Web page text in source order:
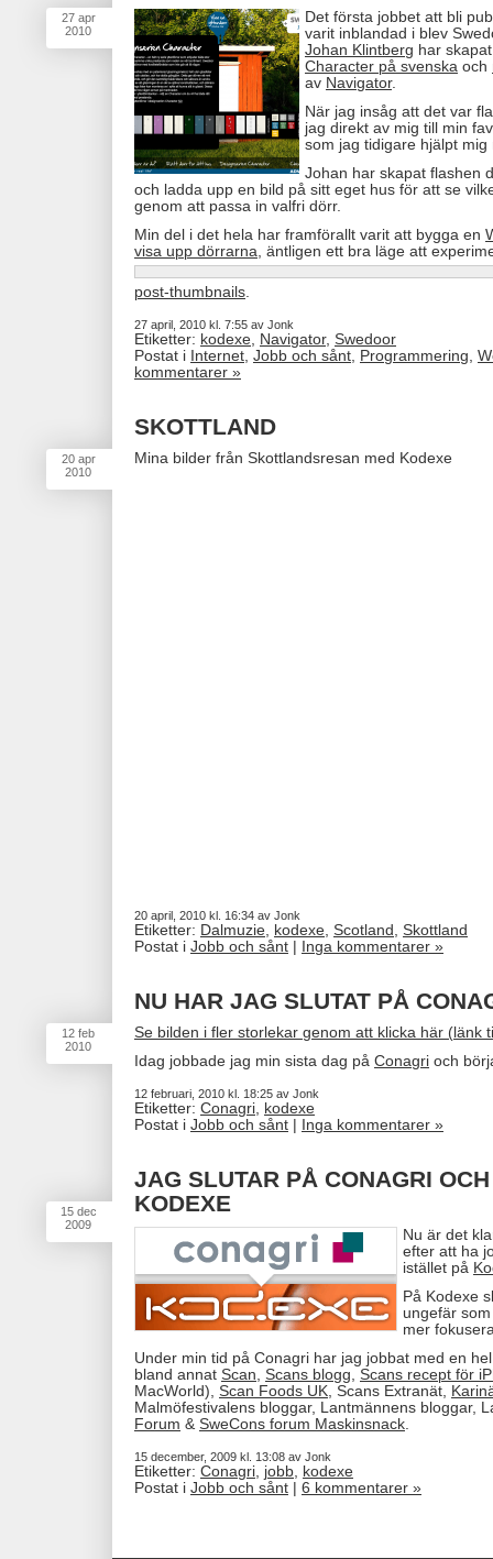
27 apr
2010
Det första jobbet att bli
varit inblandad i blev
Johan Klintberg har
Character på svenska och
av Navigator.
När jag insåg att det var
jag direkt av mig till min
som jag tidigare hjälpt
Johan har skapat flashen
och ladda upp en bild på sitt eget hus för att se
genom att passa in valfri dörr.
Min del i det hela har framförallt varit att bygga en
visa upp dörrarna, äntligen ett bra läge att
post-thumbnails.
27 april, 2010 kl. 7:55 av Jonk
Etiketter: kodexe, Navigator, Swedoor
Postat i Internet, Jobb och sånt, Programmering,
kommentarer »
20 apr
2010
SKOTTLAND
Mina bilder från Skottlandsresan med Kodexe
20 april, 2010 kl. 16:34 av Jonk
Etiketter: Dalmuzie, kodexe, Scotland , Skottland
Postat i Jobb och sånt Inga kommentarer »
12 feb
2010
NU HAR JAG SLUTAT PÅ
Se bilden i fler storlekar genom att klicka här (länk
Idag jobbade jag min sista dag på Conagri och
12 februari, 2010 kl. 18:25 av Jonk
Etiketter: Conagri, kodexe
Postat i Jobb och sånt Inga kommentarer »
15 dec
2009
JAG SLUTAR PÅ CONAGRI
KODEXE
Nu är det
efter att ha
istället på
På Kodexe
ungefär
mer
Under min tid på Conagri har jag jobbat med en
bland annat Scan, Scans blogg, Scans recept för
MacWorld), Scan Foods UK, Scans Extranät,
Malmöfestivalens bloggar, Lantmännens bloggar,
Forum & SweCons forum Maskinsnack.
15 december, 2009 kl. 13:08 av Jonk
Etiketter: Conagri, jobb, kodexe
Postat i Jobb och sånt 6 kommentarer »